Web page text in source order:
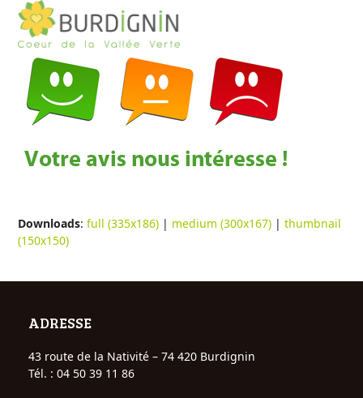
Skip
content
Open
mobile
menu
Close
mobile
menu
Downloads:full (335x186) | medium (300x167) |thumbnail
(150x150)
ADRESSE
43 route de la Nativité – 74 420 Burdignin
Tél. : 04 50 39 11 86